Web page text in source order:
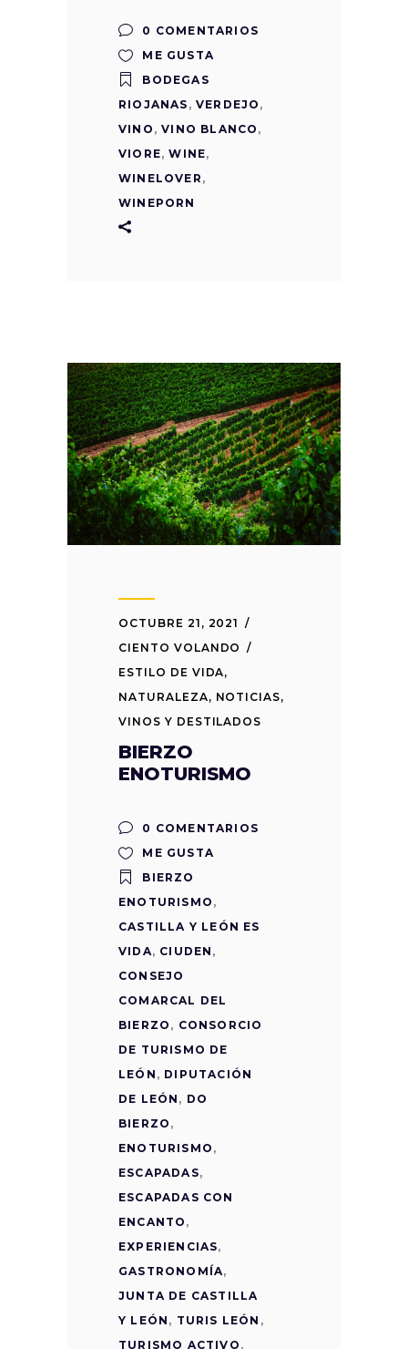
0 COMENTARIOS
ME GUSTA
BODEGAS
RIOJANAS ,VERDEJO ,
VINO ,VINO BLANCO ,
VIORE,WINE,
WINELOVER ,
WINEPORN
OCTUBRE 21, 2021
CIENTO VOLANDO
ESTILO DE VIDA,
NATURALEZA, NOTICIAS,
VINOS Y DESTILADOS
BIERZO
ENOTURISMO
0 COMENTARIOS
ME GUSTA
BIERZO
ENOTURISMO ,
CASTILLA Y LEÓN ES
VIDA, CIUDEN ,
CONSEJO
COMARCAL DEL
BIERZO , CONSORCIO
DE TURISMO DE
LEÓN , DIPUTACIÓN
DE LEÓN , DO
BIERZO ,
ENOTURISMO ,
ESCAPADAS,
ESCAPADAS CON
ENCANTO ,
EXPERIENCIAS,
GASTRONOMÍA,
JUNTA DE CASTILLA
Y LEÓN , TURIS LEÓN ,
TURISMO ACTIVO ,